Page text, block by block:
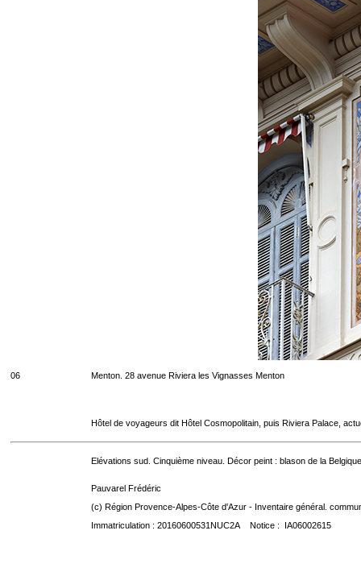
06 Menton. 28 avenue Riviera les Vignasses Menton
Hôtel de voyageurs dit Hôtel Cosmopolitain, puis Riviera Palace,
Elévations sud. Cinquième niveau. Décor peint : blason de la
Pauvarel Frédéric
(c) Région Provence-Alpes-Côte d'Azur - Inventaire général.
Immatriculation : 20160600531NUC2A Notice : IA06002615